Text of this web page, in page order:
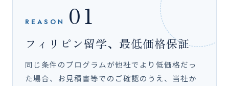
REASON 01
フィリピン留学、最低価格保証
同じ条件のプログラムが他社でより低価格だっ
た場合、お見積書等でのご確認のうえ、当社か